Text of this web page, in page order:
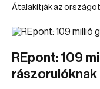
Átalakítják az
REpont: 109
rászorulóknak